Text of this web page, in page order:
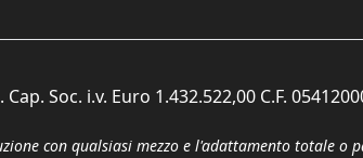
Soc. i.v. Euro 1.432.522,00 C.F.
con qualsiasi mezzo e l'adattamento totale o